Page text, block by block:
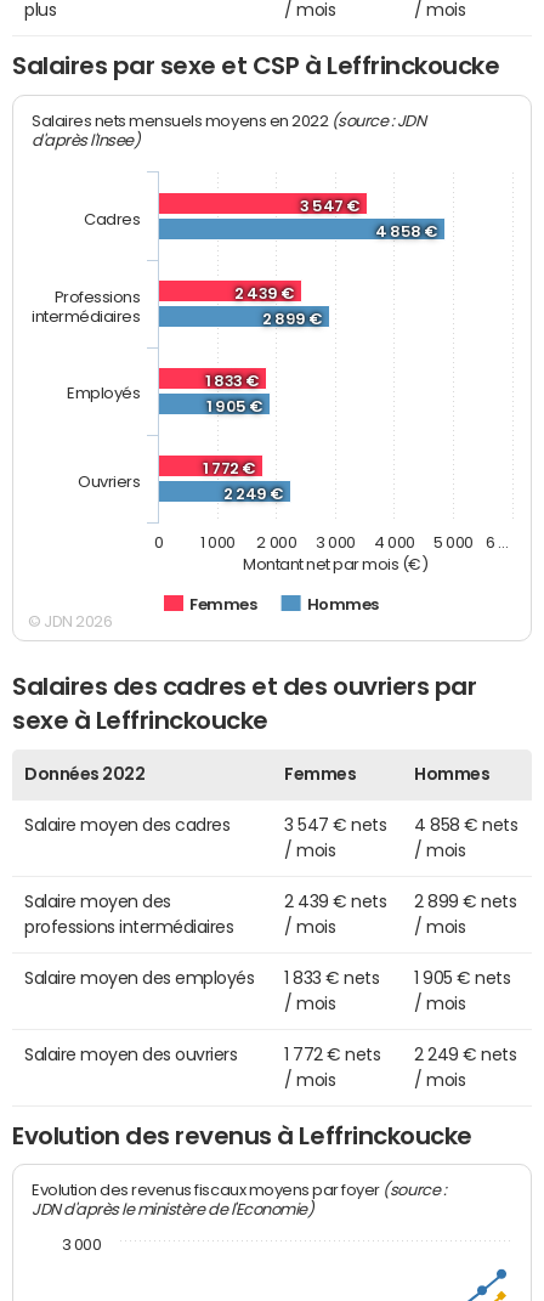
plus
/ mois
/ mois
Salaires par sexe et CSP à Leffrinckoucke
Montant net par mois (€)
Salaires nets mensuels moyens en 2022 (source : JDN
d'après l'Insee)
3 547 €
2 439 €
1 833 €
1 772 €
4 858 €
2 899 €
1 905 €
2 249 €
Femmes Hommes
Cadres
Professions
intermédiaires
Employés
Ouvriers
0 1 000 2 000 3 000 4 000 5 000 6 …
© JDN 2026
Salaires des cadres et des ouvriers par
sexe à Leffrinckoucke
Données 2022 Femmes Hommes
Salaire moyen des cadres
3 547 € nets
/ mois
4 858 € nets
/ mois
Salaire moyen des
professions intermédiaires
2 439 € nets
/ mois
2 899 € nets
/ mois
Salaire moyen des employés
1 833 € nets
/ mois
1 905 € nets
/ mois
Salaire moyen des ouvriers
1 772 € nets
/ mois
2 249 € nets
/ mois
Evolution des revenus à Leffrinckoucke
Evolution des revenus fiscaux moyens par foyer (source :
JDN d'après le ministère de l'Economie)
3 000